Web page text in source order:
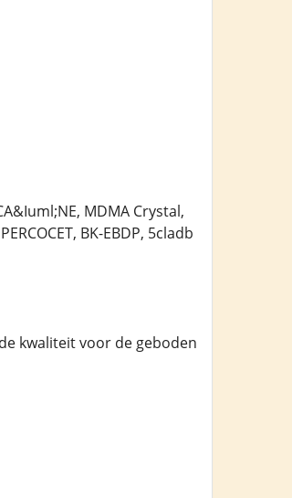
MDMA Crystal,
BK-EBDP, 5cladb
kwaliteit voor de geboden